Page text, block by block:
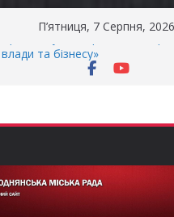
П’ятниця, 7 Серпня, 2026
Продовжується реалізація
влади та бізнесу»
присудження Премії Кабінету
за вагомий внесок у
енергетичної стійкості України
До уваги представників